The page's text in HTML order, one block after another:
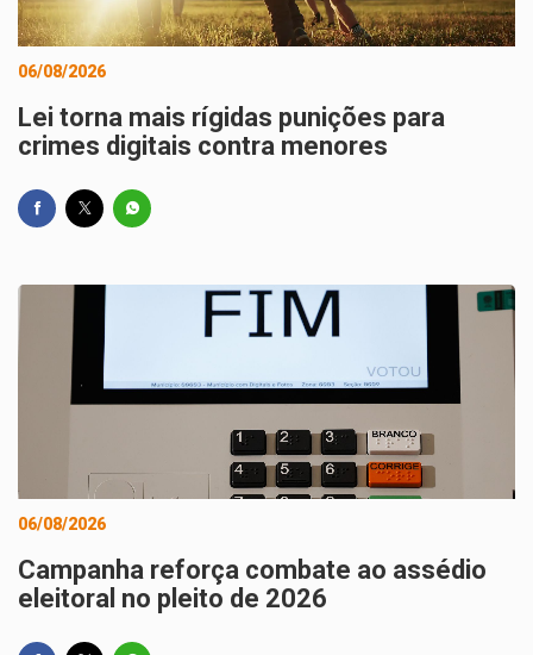
06/08/2026
Lei torna mais rígidas punições para
crimes digitais contra menores
06/08/2026
Campanha reforça combate ao assédio
eleitoral no pleito de 2026